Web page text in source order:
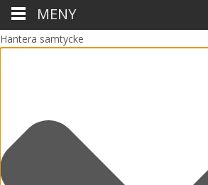
Hantera samtycke
MENY